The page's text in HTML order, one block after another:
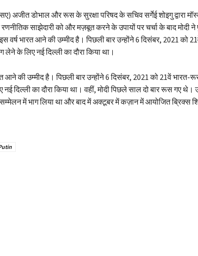
अजीत डोभाल और रूस के सुरक्षा परिषद के सचिव सर्गेई शोइगु द्वारा
साझेदारी को और मज़बूत करने के उपायों पर चर्चा के बाद मोदी ने
वर्ष भारत आने की उम्मीद है। पिछली बार उन्होंने 6 दिसंबर, 2021 को
के लिए नई दिल्ली का दौरा किया था।
आने की उम्मीद है। पिछली बार उन्होंने 6 दिसंबर, 2021 को 21वें भारत-
दिल्ली का दौरा किया था। वहीं, मोदी पिछले साल दो बार रूस गए थे।
में भाग लिया था और बाद में अक्टूबर में कज़ान में आयोजित ब्रिक्स